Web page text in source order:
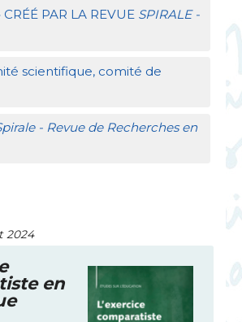
CRÉÉ PAR LA REVUE SPIRALE-
scientifique, comité de
- Revue de Recherches en
2024
en